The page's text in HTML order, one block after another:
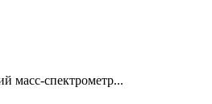
масс-спектрометр...